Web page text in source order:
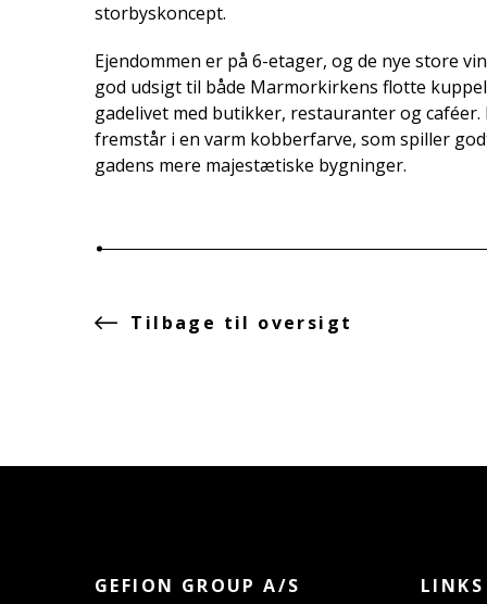
storbyskoncept.
Ejendommen er på 6-etager, og de nye store
god udsigt til både Marmorkirkens flotte
gadelivet med butikker, restauranter og caféer.
fremstår i en varm kobberfarve, som spiller
gadens mere majestætiske bygninger.
Tilbage til oversigt
GEFION GROUP A/S LINKS